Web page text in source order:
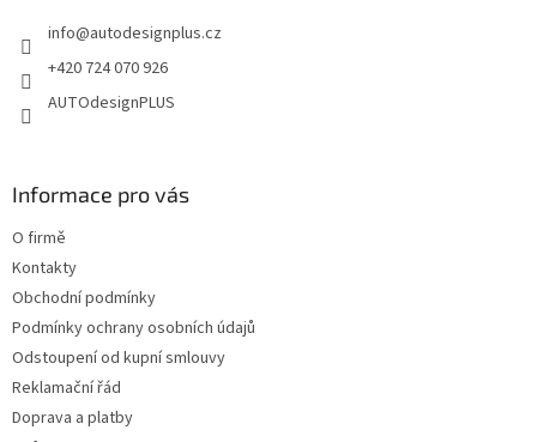
info@autodesignplus.cz
+420 724 070 926
AUTOdesignPLUS
Informace pro vás
O firmě
Kontakty
Obchodní podmínky
Podmínky ochrany osobních údajů
Odstoupení od kupní smlouvy
Reklamační řád
Doprava a platby